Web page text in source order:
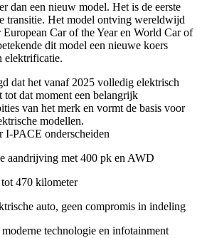
dan een nieuw model. Het is de eerste
transitie. Het model ontving wereldwijd
Car of the Year en World Car of
dit model een nieuwe koers
elektrificatie.
dat het vanaf 2025 volledig elektrisch
dat moment een belangrijk
van het merk en vormt de basis voor
modellen.
I-PACE onderscheiden
aandrijving met 400 pk en AWD
470 kilometer
auto, geen compromis in indeling
technologie en infotainment